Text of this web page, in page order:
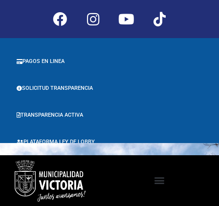
PLATAFORMA LEY DE LOBBY
TRANSPARENCIA ACTIVA
SOLICITUD TRANSPARENCIA
PAGOS EN LINEA